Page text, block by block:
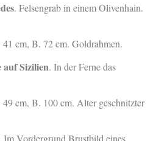
. Felsengrab in einem Olivenhain.
cm, B. 72 cm. Goldrahmen.
auf Sizilien. In der Ferne das
cm, B. 100 cm. Alter geschnitzter
. Im Vordergrund Brustbild eines